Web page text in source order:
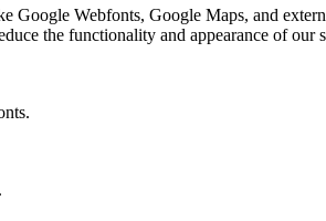
Google Webfonts, Google Maps, and
the functionality and appearance of